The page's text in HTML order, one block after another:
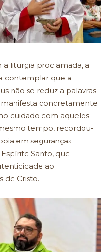
liturgia proclamada, a
contemplar que a
não se reduz a palavras
manifesta concretamente
cuidado com aqueles
tempo, recordou-
em seguranças
Santo, que
ao
de Cristo.